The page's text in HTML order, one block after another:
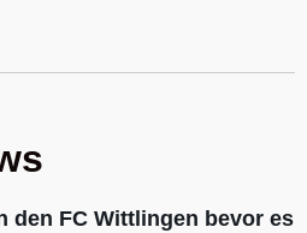
den FC Wittlingen bevor es